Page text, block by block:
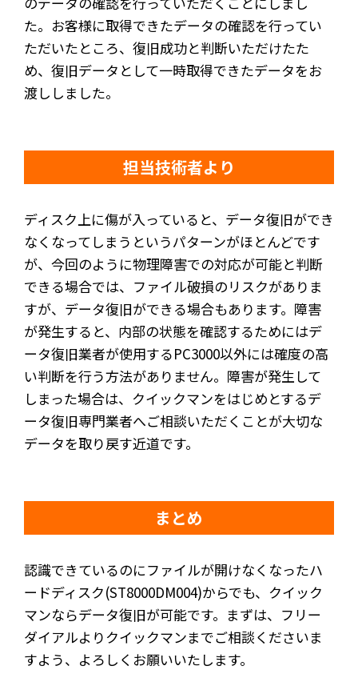
た。お客様に取得できたデータの確認を行ってい
ただいたところ、復旧成功と判断いただけたた
め、復旧データとして一時取得できたデータをお
渡ししました。
担当技術者より
ディスク上に傷が入っていると、データ復旧ができ
なくなってしまうというパターンがほとんどです
が、今回のように物理障害での対応が可能と判断
できる場合では、ファイル破損のリスクがありま
すが、データ復旧ができる場合もあります。障害
が発生すると、内部の状態を確認するためにはデ
ータ復旧業者が使用するPC3000以外には確度の高
い判断を行う方法がありません。障害が発生して
しまった場合は、クイックマンをはじめとするデ
ータ復旧専門業者へご相談いただくことが大切な
データを取り戻す近道です。
まとめ
認識できているのにファイルが開けなくなったハ
ードディスク(ST8000DM004)からでも、クイック
マンならデータ復旧が可能です。まずは、フリー
ダイアルよりクイックマンまでご相談くださいま
すよう、よろしくお願いいたします。